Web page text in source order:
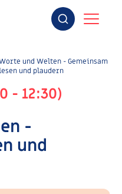
und Welten - Gemeinsam
und plaudern
- 12:30)
-
und